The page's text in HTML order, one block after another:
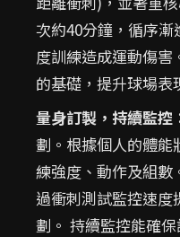
次約40分鐘，循序
度訓練造成運動傷害
的基礎，提升球場表
量身訂製，持續監控
劃。根據個人的體能
練強度、動作及組數
過衝刺測試監控速度
劃。 持續監控能確